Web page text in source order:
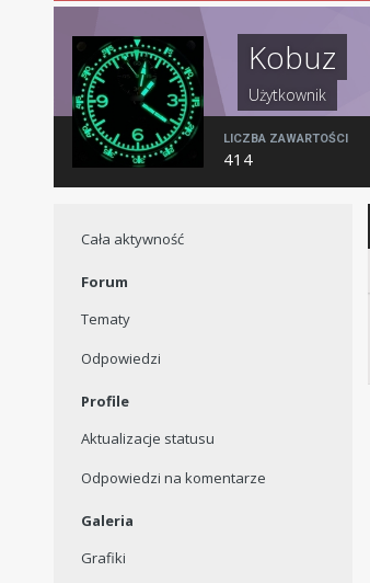
Kobuz
Użytkownik
LICZBA ZAWARTOŚCI
414
Cała aktywność
Forum
Tematy
Odpowiedzi
Profile
Aktualizacje statusu
Odpowiedzi na komentarze
Galeria
Grafiki